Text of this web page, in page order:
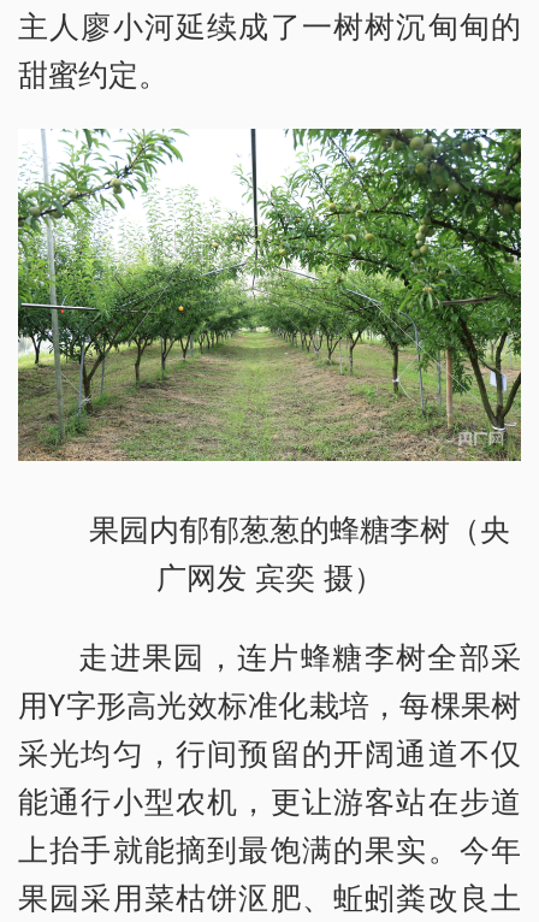
主人廖小河延续成了一树树沉甸甸的
甜蜜约定。
果园内郁郁葱葱的蜂糖李树（央
广网发 宾奕 摄）
走进果园，连片蜂糖李树全部采
用Y字形高光效标准化栽培，每棵果树
采光均匀，行间预留的开阔通道不仅
能通行小型农机，更让游客站在步道
上抬手就能摘到最饱满的果实。今年
果园采用菜枯饼沤肥、蚯蚓粪改良土